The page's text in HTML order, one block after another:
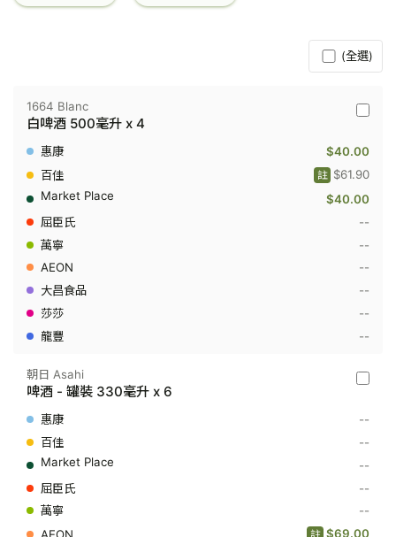
(全選)
1664
-
白
啤
500
1664 Blanc
白啤酒 500毫升 x 4
$40.00
$61.90
註
$40.00
--
--
--
--
--
--
朝
啤
330
朝日 Asahi
啤酒 - 罐裝 330毫升 x 6
--
--
--
--
--
$69.00